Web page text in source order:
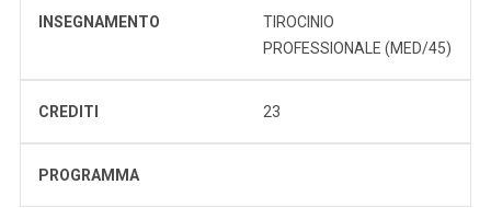
INSEGNAMENTO
TIROCINIO
PROFESSIONALE (MED/45)
CREDITI 23
PROGRAMMA